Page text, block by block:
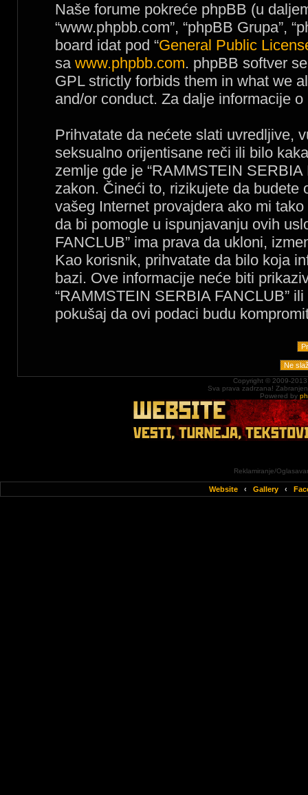
Naše forume pokreće phpBB (u
“www.phpbb.com”, “phpBB Grupa”,
board idat pod “General Public
sa www.phpbb.com. phpBB softver
GPL strictly forbids them in what we
and/or conduct. Za dalje informacije
Prihvatate da nećete slati uvredljive,
seksualno orijentisane reči ili bilo
zemlje gde je “RAMMSTEIN
zakon. Čineći to, rizikujete da
vašeg Internet provajdera ako mi
da bi pomogle u ispunjavanju ovih
FANCLUB” ima prava da ukloni,
Kao korisnik, prihvatate da bilo koja
bazi. Ove informacije neće biti
“RAMMSTEIN SERBIA FANCLUB”
pokušaj da ovi podaci budu
Copyright © 2009-
Sva prava zadrzana!
Powered by
Reklamiranje/
Website ‹ Gallery ‹